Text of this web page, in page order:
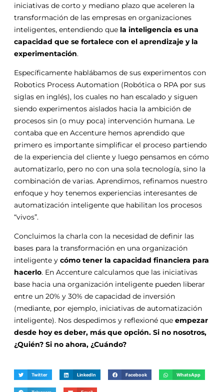
iniciativas de corto y mediano plazo que aceleren la
transformación de las empresas en organizaciones
inteligentes, entendiendo que la inteligencia es una
capacidad que se fortalece con el aprendizaje y la
experimentación.
Específicamente hablábamos de sus experimentos con
Robotics Process Automation (Robótica o RPA por sus
siglas en inglés), los cuales no han escalado y siguen
siendo experimentos aislados hacia la ambición de
procesos sin (o muy poca) intervención humana. Le
contaba que en Accenture hemos aprendido que
primero es importante simplificar el proceso partiendo
de la experiencia del cliente y luego pensamos en cómo
automatizarlo, pero no con una sola tecnología, sino la
combinación de varias. Aprendimos, refinamos nuestro
enfoque y hoy tenemos experiencias interesantes de
automatización inteligente que habilitan los procesos
“vivos”.
Concluimos la charla con la necesidad de definir las
bases para la transformación en una organización
inteligente y cómo tener la capacidad financiera para
hacerlo. En Accenture calculamos que las iniciativas
base hacia una organización inteligente pueden liberar
entre un 20% y 30% de capacidad de inversión
(mediante, por ejemplo, iniciativas de automatización
inteligente). Nos despedimos y reflexioné que empezar
desde hoy es deber, más que opción. Si no nosotros,
¿Quién? Si no ahora, ¿Cuándo?
Twitter LinkedIn Facebook WhatsApp